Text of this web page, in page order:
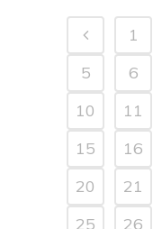
1
5
6
10
11
15
16
20
21
25
26